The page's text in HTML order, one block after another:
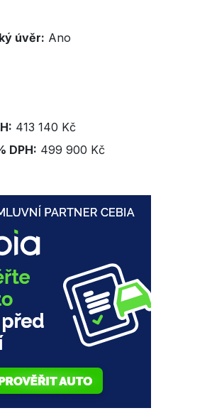
úvěr: Ano
413 140 Kč
DPH: 499 900 Kč